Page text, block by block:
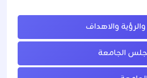
والرؤية والاهداف
الجامعة